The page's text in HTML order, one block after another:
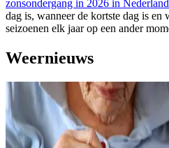
zonsondergang in 2026 in Nederland
dag is, wanneer de kortste dag is en
seizoenen elk jaar op een ander
Weernieuws